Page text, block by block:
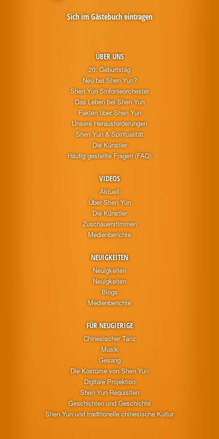
ÜBER UNS
20. Geburtstag
Neu bei Shen Yun?
Shen Yun Sinfonieorchester
Das Leben bei Shen Yun
Fakten über Shen Yun
Unsere Herausforderungen
Shen Yun & Spiritualität
Die Künstler
Häufig gestellte Fragen (FAQ)
VIDEOS
Aktuell
Über Shen Yun
Die Künstler
Zuschauerstimmen
Medienberichte
NEUIGKEITEN
Neuigkeiten
Neuigkeiten
Blogs
Medienberichte
FÜR NEUGIERIGE
Chinesischer Tanz
Musik
Gesang
Die Kostüme von Shen Yun
Digitale Projektion
Shen Yun-Requisiten
Geschichten und Geschichte
Shen Yun und traditionelle chinesische Kultur
Sich im Gästebuch eintragen